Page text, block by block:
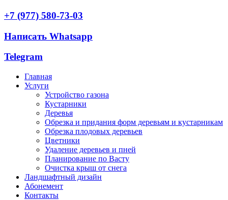
+7 (977) 580-73-03
Написать Whatsapp
Telegram
Главная
Услуги
Устройство газона
Кустарники
Деревья
Обрезка и придания форм деревьям и кустарникам
Обрезка плодовых деревьев
Цветники
Удаление деревьев и пней
Планирование по Васту
Очистка крыш от снега
Ландшафтный дизайн
Абонемент
Контакты